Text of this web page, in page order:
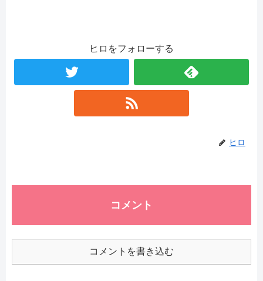
ヒロをフォローする
ヒロ
コメント
コメントを書き込む